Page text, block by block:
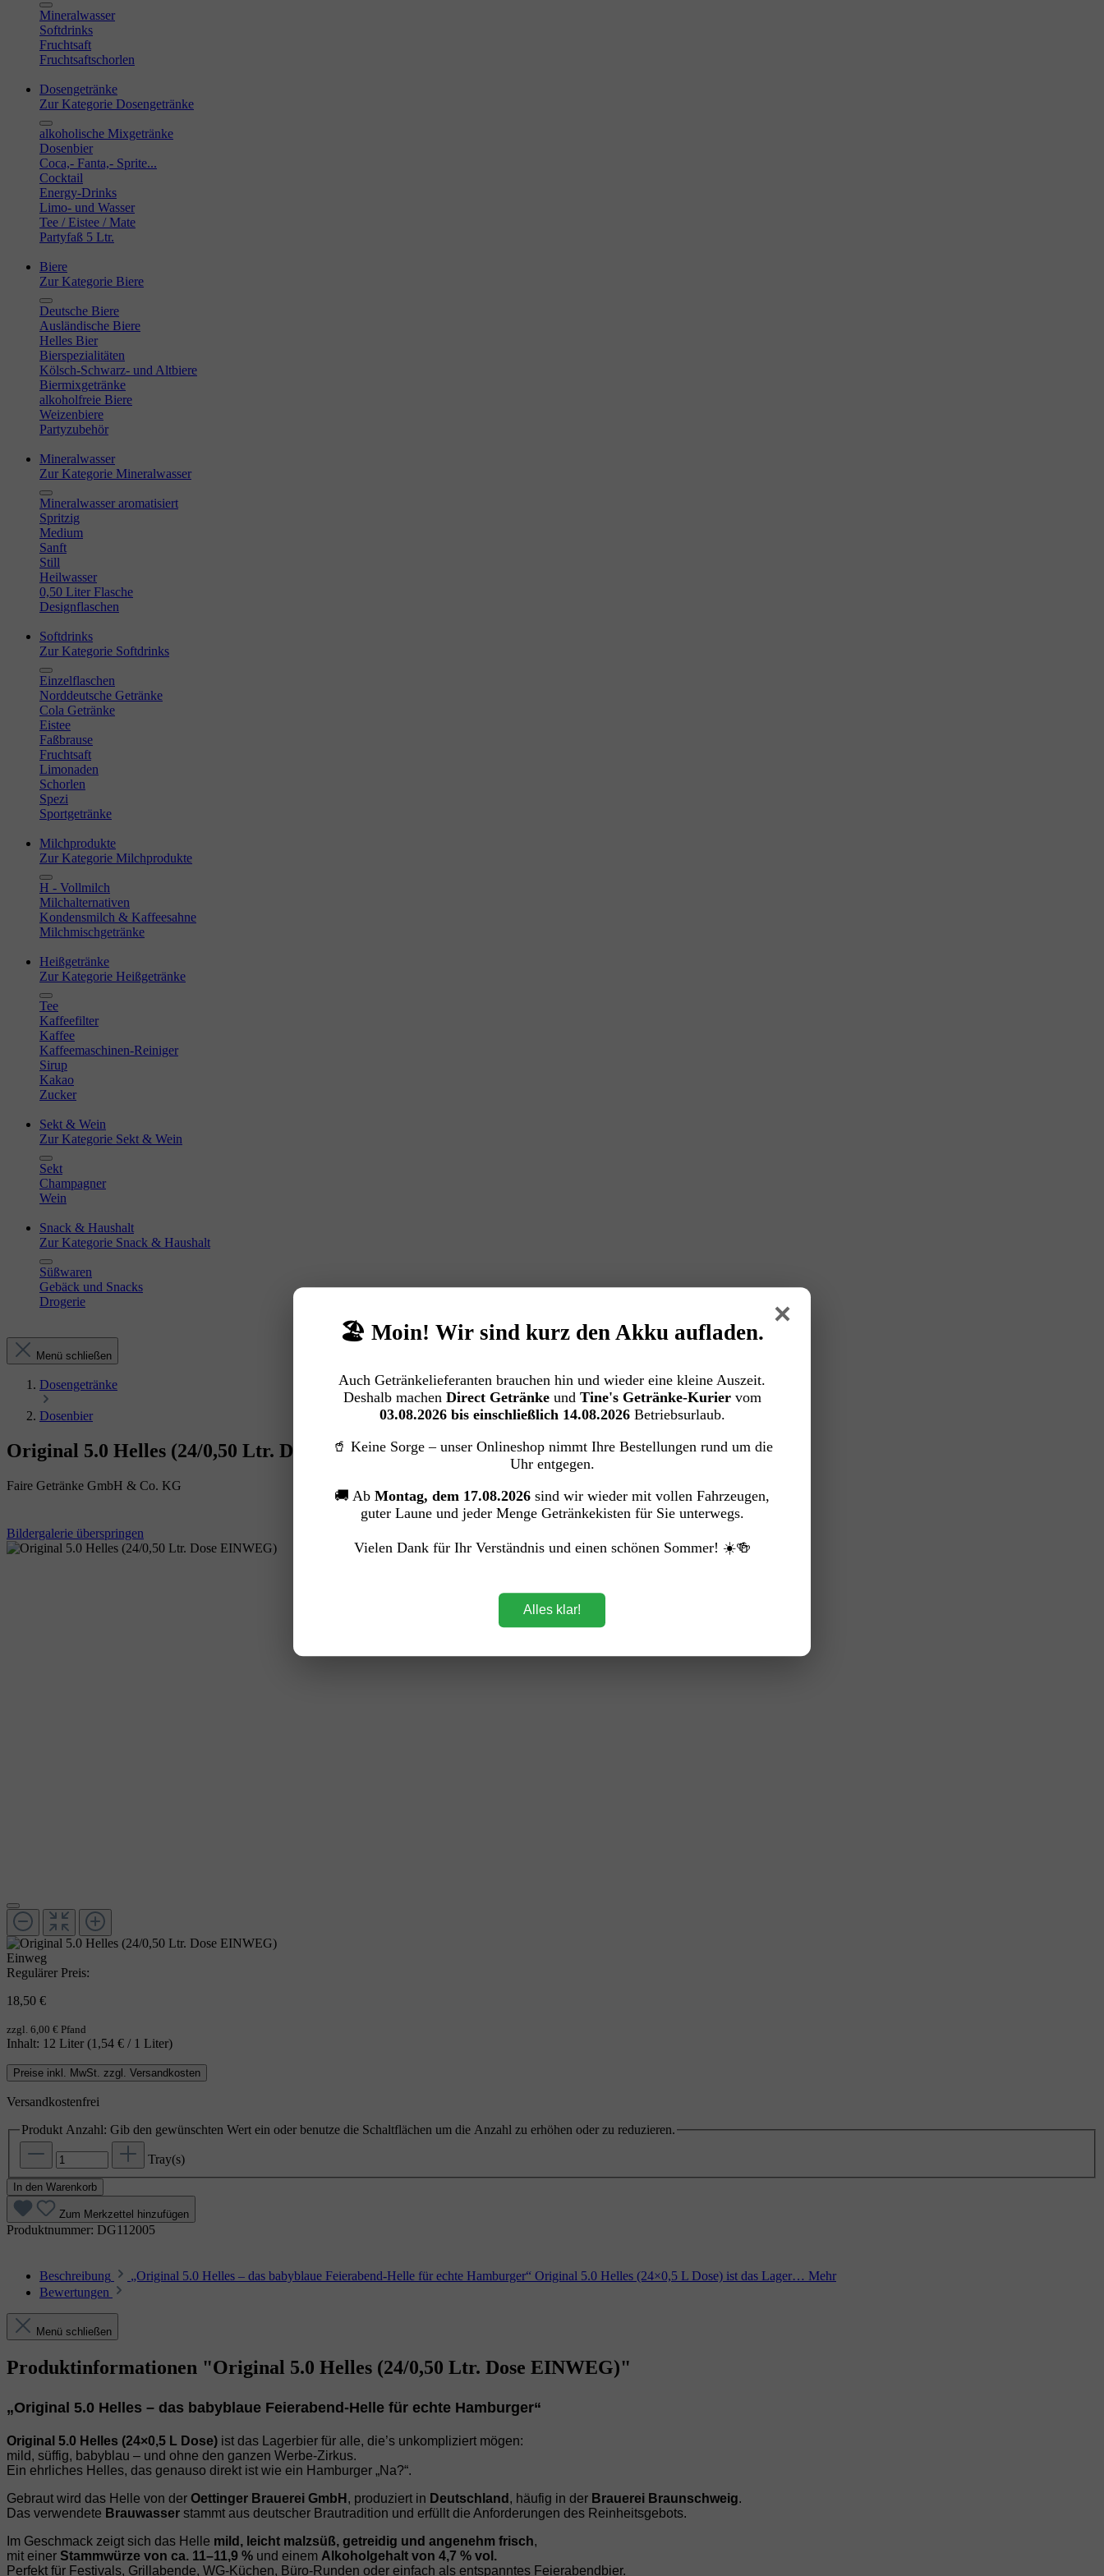
Mineralwasser
Softdrinks
Fruchtsaft
Fruchtsaftschorlen
Dosengetränke
Zur Kategorie Dosengetränke
alkoholische Mixgetränke
Dosenbier
Coca,- Fanta,- Sprite...
Cocktail
Energy-Drinks
Limo- und Wasser
Tee / Eistee / Mate
Partyfaß 5 Ltr.
Biere
Zur Kategorie Biere
Deutsche Biere
Ausländische Biere
Helles Bier
Bierspezialitäten
Kölsch-Schwarz- und Altbiere
Biermixgetränke
alkoholfreie Biere
Weizenbiere
Partyzubehör
Mineralwasser
Zur Kategorie Mineralwasser
Mineralwasser aromatisiert
Spritzig
Medium
Sanft
Still
Heilwasser
0,50 Liter Flasche
Designflaschen
Softdrinks
Zur Kategorie Softdrinks
Einzelflaschen
Norddeutsche Getränke
Cola Getränke
Eistee
Faßbrause
Fruchtsaft
Limonaden
Schorlen
Spezi
Sportgetränke
Milchprodukte
Zur Kategorie Milchprodukte
H - Vollmilch
Milchalternativen
Kondensmilch & Kaffeesahne
Milchmischgetränke
Heißgetränke
Zur Kategorie Heißgetränke
Tee
Kaffeefilter
Kaffee
Kaffeemaschinen-Reiniger
Sirup
Kakao
Zucker
Sekt & Wein
Zur Kategorie Sekt & Wein
Sekt
Champagner
Wein
Snack & Haushalt
Zur Kategorie Snack & Haushalt
Süßwaren
Gebäck und Snacks
Drogerie
Menü schließen
Dosengetränke
Dosenbier
Original 5.0 Helles (24/0,50 Ltr. Dose EINWEG)
Faire Getränke GmbH & Co. KG
Bildergalerie überspringen
Einweg
Regulärer Preis:
18,50 €
zzgl. 6,00 € Pfand
Inhalt: 12 Liter (1,54 € / 1 Liter)
Preise inkl. MwSt. zzgl. Versandkosten
Versandkostenfrei
Produkt Anzahl: Gib den gewünschten Wert ein oder benutze die Schaltflächen um die Anzahl zu erhöhen oder zu reduzieren.
Tray(s)
In den Warenkorb
Zum Merkzettel hinzufügen
Produktnummer: DG112005
Beschreibung „Original 5.0 Helles – das babyblaue Feierabend‑Helle für echte Hamburger“ Original 5.0 Helles (24×0,5 L Dose) ist das Lager… Mehr
Bewertungen
Menü schließen
Produktinformationen "Original 5.0 Helles (24/0,50 Ltr. Dose EINWEG)"
„Original 5.0 Helles – das babyblaue Feierabend‑Helle für echte Hamburger“
Original 5.0 Helles (24×0,5 L Dose) ist das Lagerbier für alle, die’s unkompliziert mögen:
mild, süffig, babyblau – und ohne den ganzen Werbe‑Zirkus.
Ein ehrliches Helles, das genauso direkt ist wie ein Hamburger „Na?“.
Gebraut wird das Helle von der Oettinger Brauerei GmbH , produziert in Deutschland , häufig in der Brauerei Braunschweig.
Das verwendete Brauwasser stammt aus deutscher Brautradition und erfüllt die Anforderungen des Reinheitsgebots.
Im Geschmack zeigt sich das Helle mild, leicht malzsüß, getreidig und angenehm frisch,
mit einer Stammwürze von ca. 11–11,9 % und einem Alkoholgehalt von 4,7 % vol.
Perfekt für Festivals, Grillabende, WG‑Küchen, Büro‑Runden oder einfach als entspanntes Feierabendbier.
×
🏖️ Moin! Wir sind kurz den Akku aufladen.
Auch Getränkelieferanten brauchen hin und wieder eine kleine Auszeit.
Deshalb machen Direct Getränkeund Tine's Getränke-Kuriervom
03.08.2026 bis einschließlich 14.08.2026Betriebsurlaub.
🥤 Keine Sorge – unser Onlineshop nimmt Ihre Bestellungen rund um die
Uhr entgegen.
🚚 Ab Montag, dem 17.08.2026 sind wir wieder mit vollen Fahrzeugen,
guter Laune und jeder Menge Getränkekisten für Sie unterwegs.
Vielen Dank für Ihr Verständnis und einen schönen Sommer! ☀️🍻
Alles klar!